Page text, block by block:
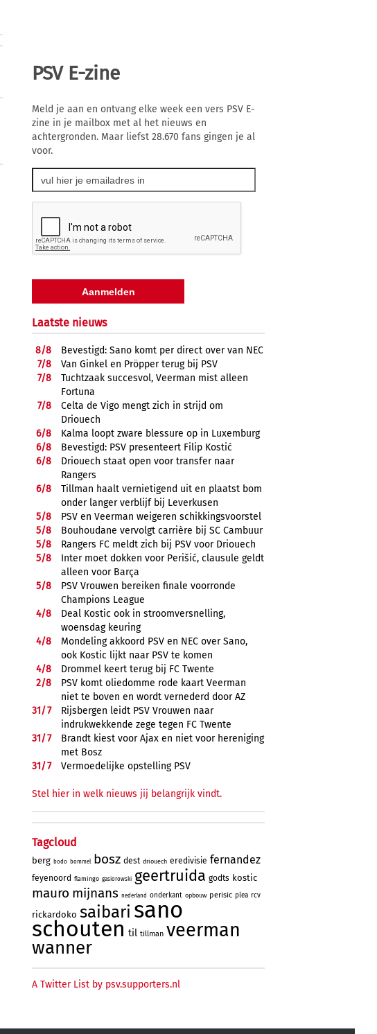
PSV E-zine
Meld je aan en ontvang elke week een vers PSV E-
zine in je mailbox met al het nieuws en
achtergronden. Maar liefst 28.670 fans gingen je al
voor.
Laatste nieuws
8/8
Bevestigd: Sano komt per direct over van NEC
7/8
Van Ginkel en Pröpper terug bij PSV
7/8
Tuchtzaak succesvol, Veerman mist alleen
Fortuna
7/8
Celta de Vigo mengt zich in strijd om
Driouech
6/8
Kalma loopt zware blessure op in Luxemburg
6/8
Bevestigd: PSV presenteert Filip Kostić
6/8
Driouech staat open voor transfer naar
Rangers
6/8
Tillman haalt vernietigend uit en plaatst bom
onder langer verblijf bij Leverkusen
5/8
PSV en Veerman weigeren schikkingsvoorstel
5/8
Bouhoudane vervolgt carrière bij SC Cambuur
5/8
Rangers FC meldt zich bij PSV voor Driouech
5/8
Inter moet dokken voor Perišić, clausule geldt
alleen voor Barça
5/8
PSV Vrouwen bereiken finale voorronde
Champions League
4/8
Deal Kostic ook in stroomversnelling,
woensdag keuring
4/8
Mondeling akkoord PSV en NEC over Sano,
ook Kostic lijkt naar PSV te komen
4/8
Drommel keert terug bij FC Twente
2/8
PSV komt oliedomme rode kaart Veerman
niet te boven en wordt vernederd door AZ
31/7
Rijsbergen leidt PSV Vrouwen naar
indrukwekkende zege tegen FC Twente
31/7
Brandt kiest voor Ajax en niet voor hereniging
met Bosz
31/7 Vermoedelijke opstelling PSV
Stel hier in welk nieuws jij belangrijk vindt.
Tagcloud
berg bodo bommel bosz dest driouech eredivisie fernandez
feyenoord flamingo gasiorowski geertruida godts kostic
mauro mijnans nederland onderkant opbouw perisic plea rcv
rickardoko saibari sano
schouten til tillman veerman
wanner
A Twitter List by psv.supporters.nl